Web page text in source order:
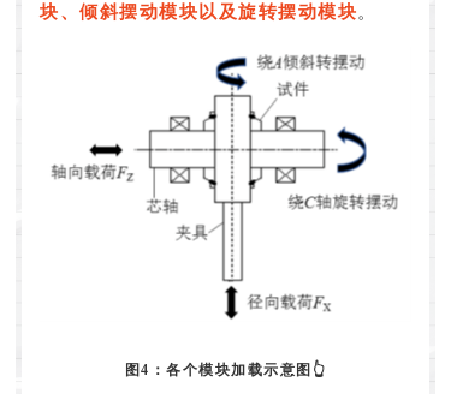
块、倾斜摆动模块以及旋转摆动模块。
图4：各个模块加载示意图👆